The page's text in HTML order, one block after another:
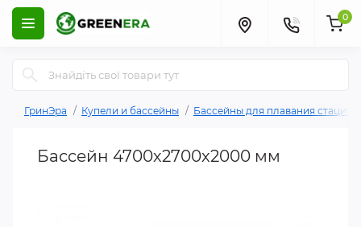
0
ГринЭра Купели и бассейны Бассейны для плавания
Басcейн 4700х2700х2000 мм